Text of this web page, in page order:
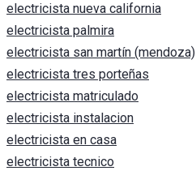
electricista nueva california
electricista palmira
electricista san martín (mendoza)
electricista tres porteñas
electricista matriculado
electricista instalacion
electricista en casa
electricista tecnico